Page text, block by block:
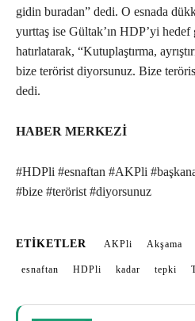
gidin buradan” dedi. O esnada
yurttaş ise Gültak’ın HDP’yi hedef
hatırlatarak, “Kutuplaştırma,
bize terörist diyorsunuz. Bize
dedi.
HABER MERKEZİ
#HDPli #esnaftan #AKPli
#bize #terörist #diyorsunuz
ETIKETLER AKPli Akşama
esnaftan HDPli kadar tepki